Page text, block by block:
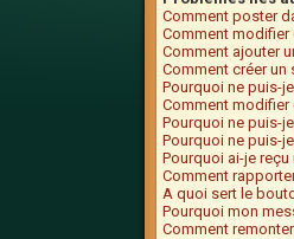
Comment poster
Comment modifier
Comment ajouter
Comment créer un
Pourquoi ne puis-
Comment
Pourquoi ne puis-
Pourquoi ne puis-
Pourquoi ai-je
Comment
A quoi sert le
Pourquoi mon
Comment